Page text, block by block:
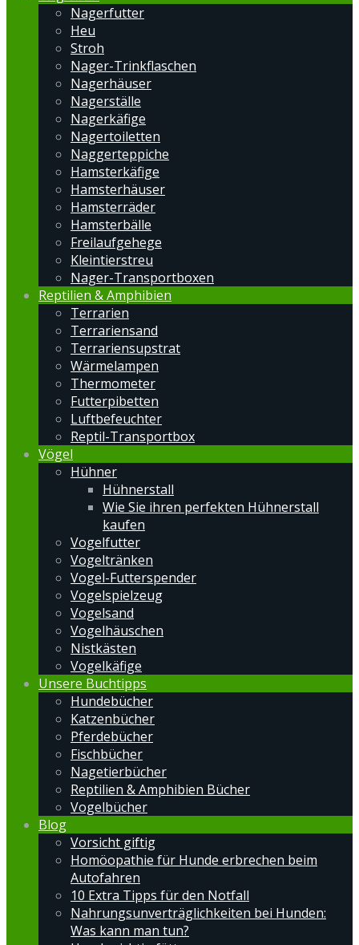
Nagerfutter
Heu
Stroh
Nager-Trinkflaschen
Nagerhäuser
Nagerställe
Nagerkäfige
Nagertoiletten
Naggerteppiche
Hamsterkäfige
Hamsterhäuser
Hamsterräder
Hamsterbälle
Freilaufgehege
Kleintierstreu
Nager-Transportboxen
Reptilien & Amphibien
Terrarien
Terrariensand
Terrariensupstrat
Wärmelampen
Thermometer
Futterpibetten
Luftbefeuchter
Reptil-Transportbox
Vögel
Hühner
Hühnerstall
Wie Sie ihren perfekten Hühnerstall
kaufen
Vogelfutter
Vogeltränken
Vogel-Futterspender
Vogelspielzeug
Vogelsand
Vogelhäuschen
Nistkästen
Vogelkäfige
Unsere Buchtipps
Hundebücher
Katzenbücher
Pferdebücher
Fischbücher
Nagetierbücher
Reptilien & Amphibien Bücher
Vogelbücher
Blog
Vorsicht giftig
Homöopathie für Hunde erbrechen beim
Autofahren
10 Extra Tipps für den Notfall
Nahrungsunverträglichkeiten bei Hunden:
Was kann man tun?